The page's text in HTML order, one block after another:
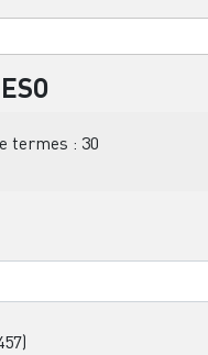
termes : 30